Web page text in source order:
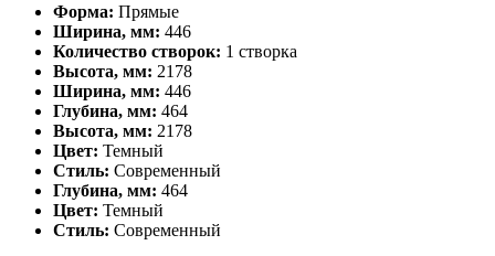
Форма: Прямые
Ширина, мм: 446
Количество створок: 1 створка
Высота, мм: 2178
Ширина, мм: 446
Глубина, мм: 464
Высота, мм: 2178
Цвет: Темный
Стиль: Современный
Глубина, мм: 464
Цвет: Темный
Стиль: Современный